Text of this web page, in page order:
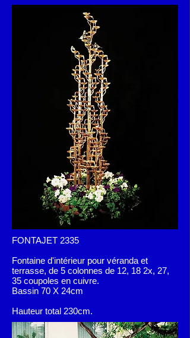
FONTAJET 2335
Fontaine d'intérieur pour véranda et
terrasse, de 5 colonnes de 12, 18 2x, 27,
35 coupoles en cuivre.
Bassin 70 X 24cm
Hauteur total 230cm.